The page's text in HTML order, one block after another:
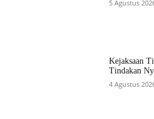
5 Agustus
Kejaksaan
Tindakan
4 Agustus